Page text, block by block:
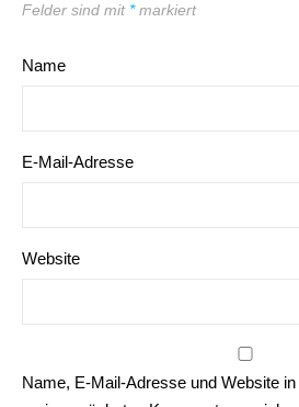
Felder sind mit *markiert
Name
E-Mail-Adresse
Website
Name, E-Mail-Adresse und Website